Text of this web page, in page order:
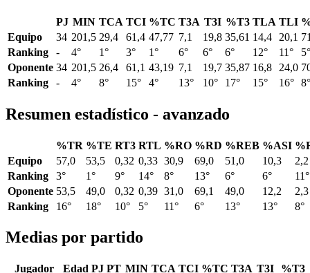
PJ MIN TCA TCI %TC T3A T3I %T3 TLA TLI
Equipo
34 201,5 29,4 61,4 47,77 7,1 19,8 35,61 14,4 20,1
Ranking
- 4° 1° 3° 1° 6° 6° 6° 12° 11°
5°
Oponente 34 201,5 26,4 61,1 43,19 7,1 19,7 35,87 16,8 24,0
Ranking
- 4° 8° 15° 4° 13° 10° 17° 15° 16° 8°
Resumen estadístico - avanzado
%TR %TE RT3 RTL %RO %RD %REB %ASI
Equipo
57,0 53,5 0,32 0,33 30,9 69,0 51,0 10,3
2,2
Ranking
3° 1° 9° 14° 8° 13° 6° 6°
11°
Oponente 53,5 49,0 0,32 0,39 31,0 69,1 49,0 12,2
2,3
Ranking
16° 18° 10° 5° 11° 6° 13° 13° 8°
Medias por partido
Jugador Edad PJ PT MIN TCA TCI %TC T3A T3I
%T3